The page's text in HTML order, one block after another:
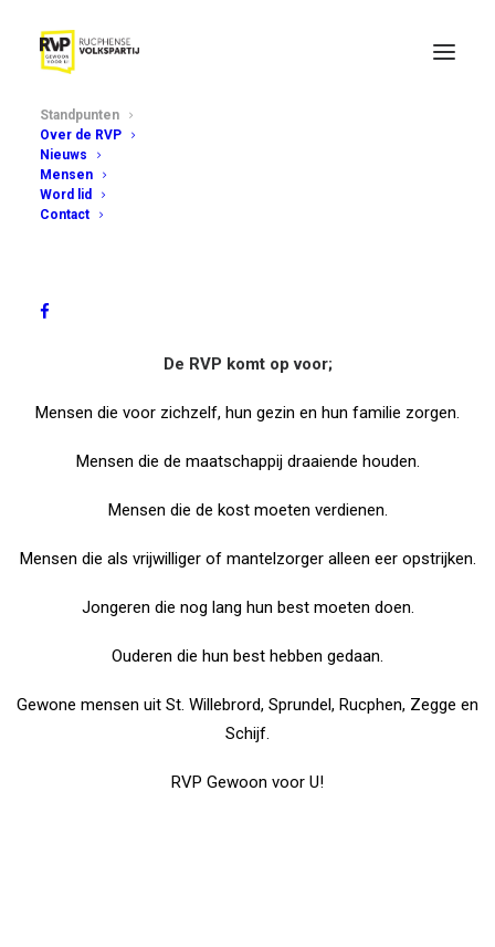
Standpunten
Over de RVP
Nieuws
Mensen
Word lid
Contact
De RVP komt op voor;
Mensen die voor zichzelf, hun gezin en hun familie zorgen.
Mensen die de maatschappij draaiende houden.
Mensen die de kost moeten verdienen.
Mensen die als vrijwilliger of mantelzorger alleen eer opstrijken.
Jongeren die nog lang hun best moeten doen.
Ouderen die hun best hebben gedaan.
Gewone mensen uit St. Willebrord, Sprundel, Rucphen, Zegge en
Schijf.
RVP Gewoon voor U!